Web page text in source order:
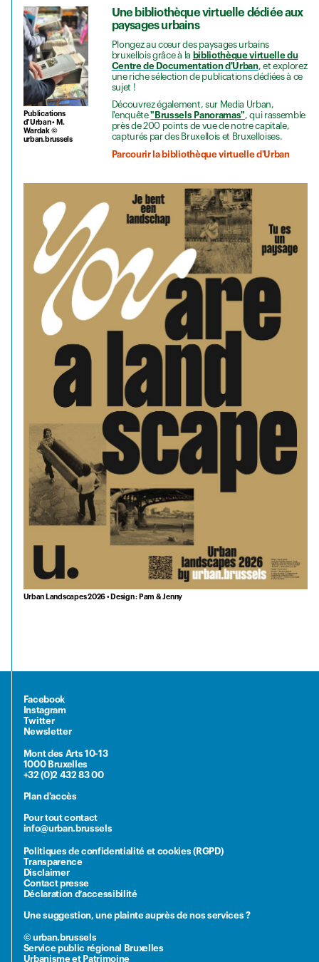
Publications
d'Urban • M.
Wardak ©
urban.brussels
Une bibliothèque virtuelle dédiée aux
paysages urbains
Plongez au cœur des paysages urbains
bruxellois grâce à la bibliothèque virtuelle du
Centre de Documentation d'Urban, et explorez
une riche sélection de publications dédiées à ce
sujet !
Découvrez également, sur Media Urban,
l'enquête"Brussels Panoramas", qui rassemble
près de 200 points de vue de notre capitale,
capturés par des Bruxellois et Bruxelloises.
Parcourir la bibliothèque virtuelle d'Urban
Urban Landscapes 2026 • Design : Pam & Jenny
Facebook
Instagram
Twitter
Newsletter
Mont des Arts 10-13
1000 Bruxelles
+32 (0)2 432 83 00
Plan d'accès
Pour tout contact
info@urban.brussels
Politiques de confidentialité et cookies (RGPD)
Transparence
Disclaimer
Contact presse
Déclaration d’accessibilité
Une suggestion, une plainte auprès de nos services ?
© urban.brussels
Service public régional Bruxelles
Urbanisme et Patrimoine